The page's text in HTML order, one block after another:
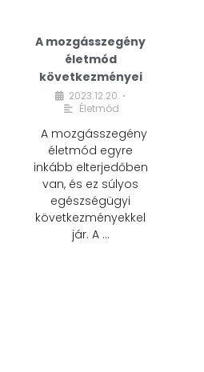
A mozgásszegény
életmód
következményei
2023.12.20. •
Életmód
A mozgásszegény
életmód egyre
inkább elterjedőben
van, és ez súlyos
egészségügyi
következményekkel
jár. A …